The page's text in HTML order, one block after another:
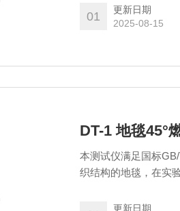
01
更新日期
2025-08-15
DT-1 地毯45°
本测试仪满足国标
织结构的地毯，在实
更新日期